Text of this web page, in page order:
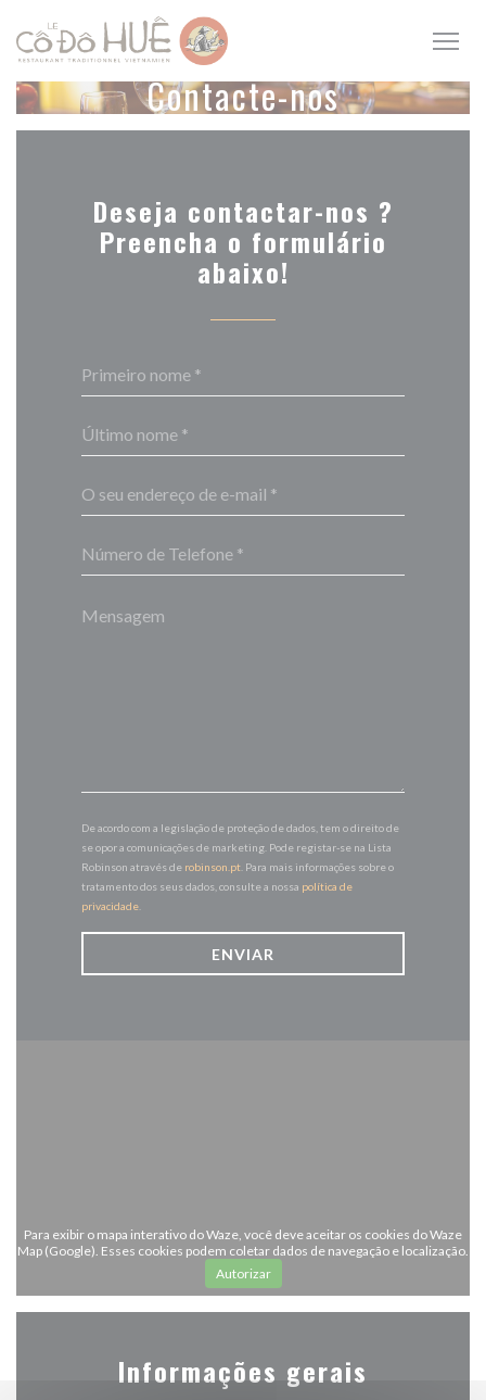
Painel de Gerenciamento de Cookies
Contacte-nos
Deseja contactar-nos ?
Preencha o formulário
abaixo!
De acordo com a legislação de proteção de dados, tem o direito de
se opor a comunicações de marketing. Pode registar-se na Lista
Robinson através de robinson.pt . Para mais informações sobre o
tratamento dos seus dados, consulte a nossa política de
privacidade
Para exibir o mapa interativo do Waze, você deve aceitar os cookies do Waze
Map (Google). Esses cookies podem coletar dados de navegação e localização.
Autorizar
Informações gerais